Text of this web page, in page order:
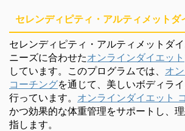
セレンディピティ・アルティメットダ
セレンディピティ・アルティメットダ
ニーズに合わせたオンラインダイエット
しています。このプログラムでは、 オ
コーチングを通じて、美しいボディラ
行っています。 オンラインダイエット
かつ効果的な体重管理をサポートし、
指します。